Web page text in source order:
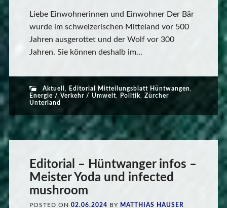
Liebe Einwohnerinnen und Einwohner Der Bär
wurde im schweizerischen Mitteland vor 500
Jahren ausgerottet und der Wolf vor 300
Jahren. Sie können deshalb im...
Aktuell , Editorial Mitteilungsblatt Hüntwangen,
Energie / Verkehr / Umwelt, Politik, Zürcher
Unterland
Editorial – Hüntwanger infos –
Meister Yoda und infected
mushroom
POSTED ON 02.06.2024 BY MATTHIAS HAUSER